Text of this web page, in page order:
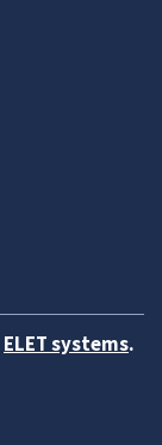
ELET systems.